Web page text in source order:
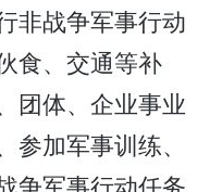
非战争军事行动
食、交通等补
团体、企业事业
加军事训练、